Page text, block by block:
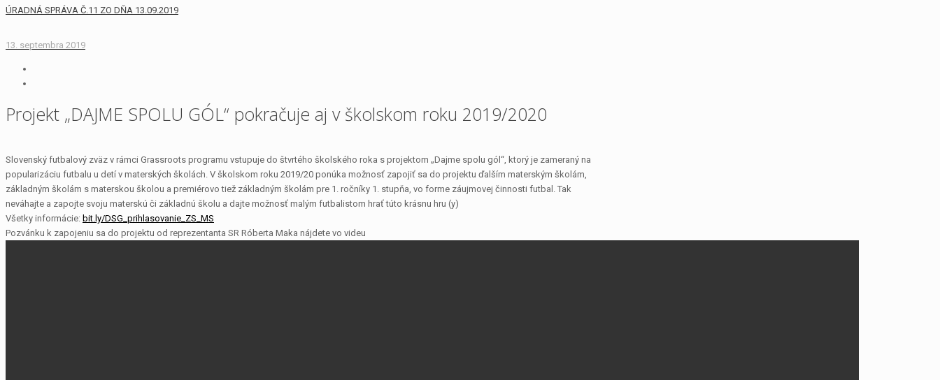
ÚRADNÁ SPRÁVA Č.11 ZO DŇA 13.09.2019
13. septembra 2019
Projekt „DAJME SPOLU GÓL“ pokračuje aj v školskom roku 2019/2020
Slovenský futbalový zväz v rámci Grassroots programu vstupuje do štvrtého školského roka s projektom „Dajme spolu gól“, ktorý je zameraný na
popularizáciu futbalu u detí v materských školách. V školskom roku 2019/20 ponúka možnosť zapojiť sa do projektu ďalším materským školám,
základným školám s materskou školou a premiérovo tiež základným školám pre 1. ročníky 1. stupňa, vo forme záujmovej činnosti futbal. Tak
neváhajte a zapojte svoju materskú či základnú školu a dajte možnosť malým futbalistom hrať túto krásnu hru (y)
Všetky informácie: bit.ly/DSG_prihlasovanie_ZS_MS
Pozvánku k zapojeniu sa do projektu od reprezentanta SR Róberta Maka nájdete vo videu